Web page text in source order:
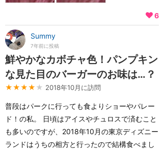
6
Summy
7年前に投稿
鮮やかなカボチャ色！パンプキン
な見た目のバーガーのお味は…？
★★★★ ★ 2018年10月に訪問
普段はパークに行っても食よりショーやパレー
ド！の私。 日頃はアイスやチュロスで済むこと
も多いのですが、2018年10月の東京ディズニー
ランドはうちの相方と行ったので結構食べまし